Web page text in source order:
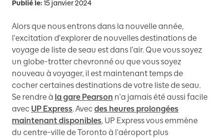
Publié le: 15 janvier 2024
Alors que nous entrons dans la nouvelle année,
l'excitation d'explorer de nouvelles destinations de
voyage de liste de seau est dans l'air. Que vous soyez
un globe-trotter chevronné ou que vous soyez
nouveau à voyager, il est maintenant temps de
cocher certaines destinations de votre liste de seau.
Se rendre à la gare Pearson n'a jamais été aussi facile
avec UP Express. Avec des heures prolongées
maintenant disponibles, UP Express vous emmène
du centre-ville de Toronto à l'aéroport plus